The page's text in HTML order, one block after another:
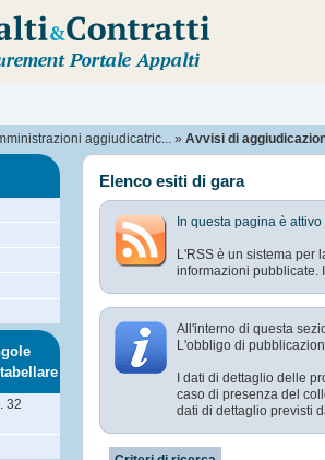
aggiudicatric... » Avvisi di
Elenco esiti di gara
In questa pagina è
L'RSS è un sistema per
informazioni pubblicate.
All'interno di questa
L'obbligo di
I dati di dettaglio delle
caso di presenza del
dati di dettaglio previsti
32